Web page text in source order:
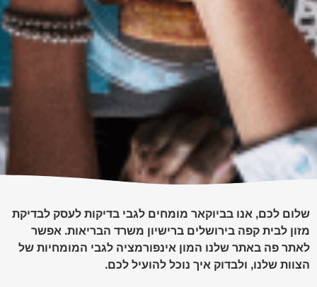
שלום לכם, אנו בביוקאר מומחים לגבי בדיקות לעסק לבדיקת
מזון לבית קפה בירושלים ברישיון משרד הבריאות. אפשר
לאתר פה באתר שלנו המון אינפורמציה לגבי המומחיות של
הצוות שלנו, ולבדוק ‏איך נוכל להועיל לכם.